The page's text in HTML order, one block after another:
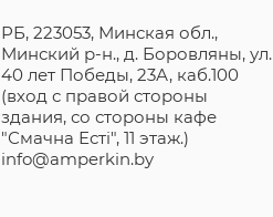
РБ, 223053, Минская обл.,
Минский р-н., д. Боровляны, ул.
40 лет Победы, 23А, каб.100
(вход с правой стороны
здания, со стороны кафе
"Смачна Естi", 11 этаж.)
info@amperkin.by